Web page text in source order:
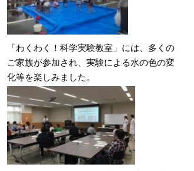
「わくわく！科学実験教室」には、多くの
ご家族が参加され、実験による水の色の変
化等を楽しみました。